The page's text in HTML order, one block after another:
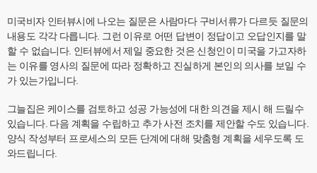
미국비자 인터뷰시에 나오는 질문은 사람마다 구비서류가 다르듯 질문의
내용도 각각 다릅니다. 그런 이유로 어떤 답변이 정답이고 오답인지를 말
할 수 없습니다. 인터뷰에서 제일 중요한 것은 신청인이 미국을 가고자하
는 이유를 영사의 질문에 따라 정확하고 진실하게 본인의 의사를 보일 수
가 있는가입니다.
그늘집은 케이스를 검토하고 성공 가능성에 대한 의견을 제시 해 드릴수
있습니다. 다음 계획을 수립하고 추가 사전 조치를 제안할 수도 있습니다.
양식 작성부터 프로세스의 모든 단계에 대해 맞춤형 계획을 세우도록 도
와드립니다.